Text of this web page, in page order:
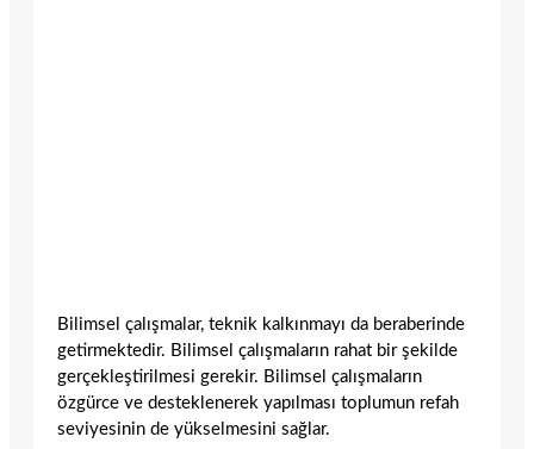
Bilimsel çalışmalar, teknik kalkınmayı da beraberinde
getirmektedir. Bilimsel çalışmaların rahat bir şekilde
gerçekleştirilmesi gerekir. Bilimsel çalışmaların
özgürce ve desteklenerek yapılması toplumun refah
seviyesinin de yükselmesini sağlar.